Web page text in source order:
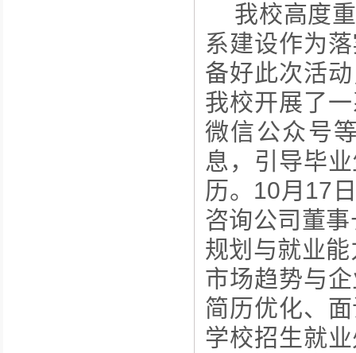
我校高度
系建设作为
备好此次活
我校开展了
微信公众号
息，引导毕
历。10月17
咨询公司董
规划与就业
市场趋势与
简历优化、
学校招生就